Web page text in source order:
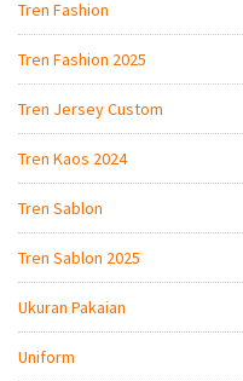
Tren Fashion
Tren Fashion 2025
Tren Jersey Custom
Tren Kaos 2024
Tren Sablon
Tren Sablon 2025
Ukuran Pakaian
Uniform